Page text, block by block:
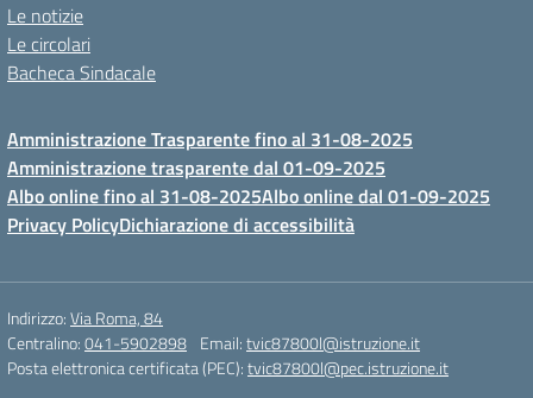
Le notizie
Le circolari
Bacheca Sindacale
Amministrazione Trasparente fino al 31-08-2025
Amministrazione trasparente dal 01-09-2025
Albo online fino al 31-08-2025Albo online dal 01-09-2025
Privacy PolicyDichiarazione di accessibilità
Indirizzo:Via Roma, 84
Centralino:041-5902898 Email:tvic87800l@istruzione.it
Posta elettronica certificata (PEC):tvic87800l@pec.istruzione.it